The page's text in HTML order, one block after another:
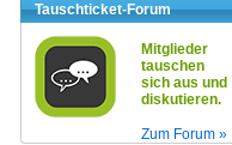
Tauschticket-Forum
Mitglieder
tauschen
sich aus und
diskutieren.
Zum Forum »